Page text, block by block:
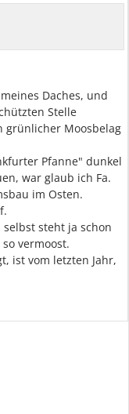
Daches, und
Stelle
grünlicher Moosbelag
Pfanne" dunkel
war glaub ich Fa.
im Osten.
selbst steht ja schon
vermoost.
ist vom letzten Jahr,